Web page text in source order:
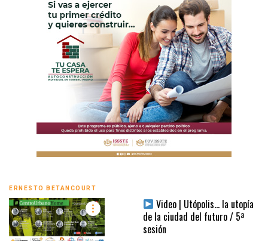
ERNESTO BETANCOURT
Video | Utópolis… la utopía
de la ciudad del futuro / 5ª
sesión